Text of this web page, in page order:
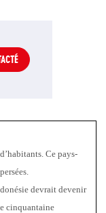
Ce pays-
devrait devenir
cinquantaine